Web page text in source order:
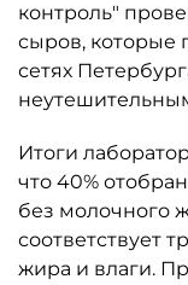
контроль"
сыров, которые
сетях
Итоги
что 40%
без молочного
соответствует
жира и влаги.